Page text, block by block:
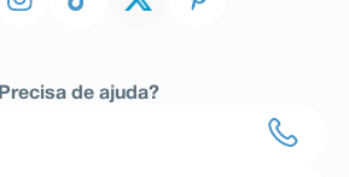
Precisa de ajuda?